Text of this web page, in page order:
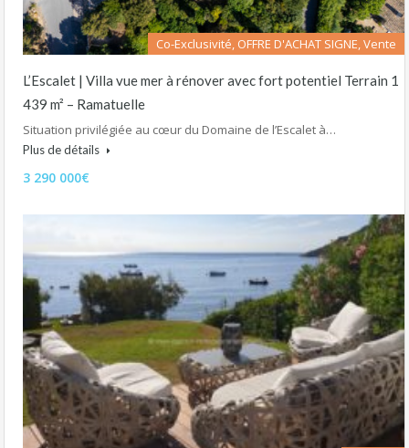
Co-Exclusivité, OFFRE D'ACHAT SIGNE, Vente
L’Escalet | Villa vue mer à rénover avec fort potentiel Terrain 1
439 m² – Ramatuelle
Situation privilégiée au cœur du Domaine de l’Escalet à…
Plus de détails
3 290 000€